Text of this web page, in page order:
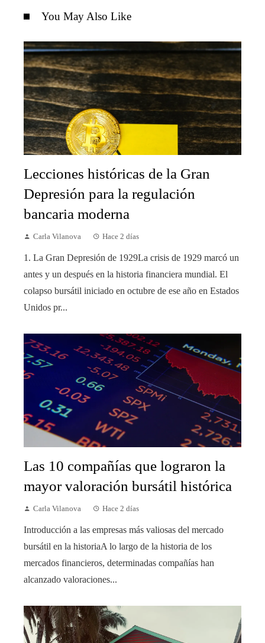
You May Also Like
Lecciones históricas de la Gran
Depresión para la regulación
bancaria moderna
Carla Vilanova Hace 2 días
1. La Gran Depresión de 1929La crisis de 1929 marcó un
antes y un después en la historia financiera mundial. El
colapso bursátil iniciado en octubre de ese año en Estados
Unidos pr...
Las 10 compañías que lograron la
mayor valoración bursátil histórica
Carla Vilanova Hace 2 días
Introducción a las empresas más valiosas del mercado
bursátil en la historiaA lo largo de la historia de los
mercados financieros, determinadas compañías han
alcanzado valoraciones...